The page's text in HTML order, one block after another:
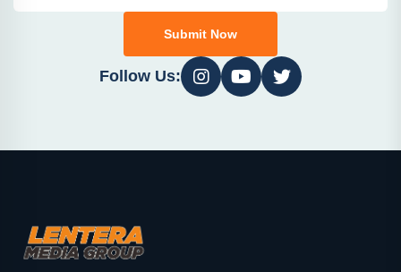
Submit Now
Follow Us: